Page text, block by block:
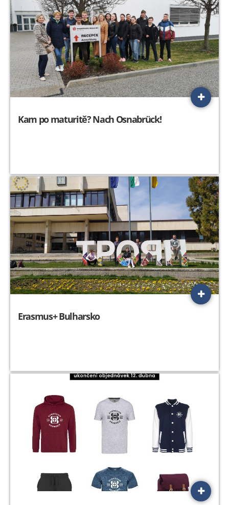
Kam po maturitě? Nach Osnabrück!
Erasmus+ Bulharsko